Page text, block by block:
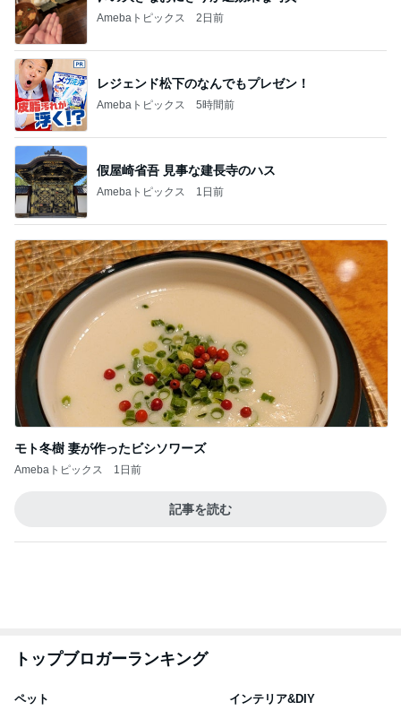
Amebaトピックス 2日前
レジェンド松下のなんでもプレゼン！
Amebaトピックス 5時間前
假屋崎省吾 見事な建長寺のハス
Amebaトピックス 1日前
モト冬樹 妻が作ったビシソワーズ
Amebaトピックス 1日前
記事を読む
トップブロガーランキング
ペット インテリア&DIY